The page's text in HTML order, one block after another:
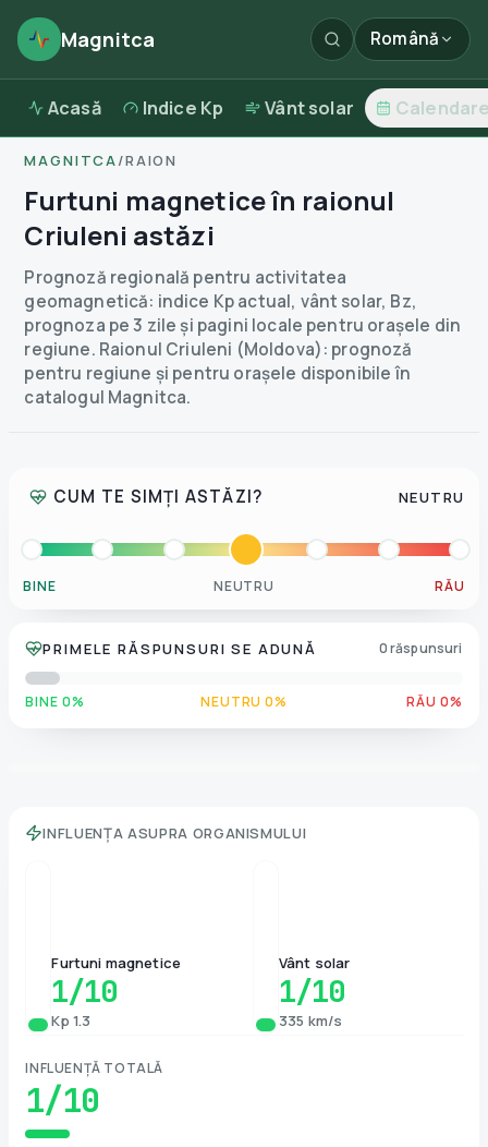
Magnitca Română
Acasă Indice Kp Vânt solar
MAGNITCA/RAION
Furtuni magnetice în raionul
Criuleni astăzi
Prognoză regională pentru activitatea
geomagnetică: indice Kp actual, vânt solar, Bz,
prognoza pe 3 zile și pagini locale pentru orașele din
regiune. Raionul Criuleni (Moldova): prognoză
pentru regiune și pentru orașele disponibile în
catalogul Magnitca.
CUM TE SIMȚI ASTĂZI? NEUTRU
BINE NEUTRU RĂU
PRIMELE RĂSPUNSURI SE ADUNĂ 0 răspunsuri
BINE 0% NEUTRU 0% RĂU 0%
INFLUENȚA ASUPRA ORGANISMULUI
Furtuni magnetice
1/10
Kp 1.3
Vânt solar
1/10
335 km/s
INFLUENȚĂ TOTALĂ
1/10